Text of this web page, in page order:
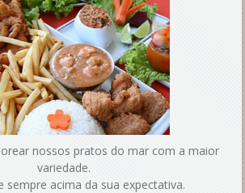
nossos pratos do mar com a maior
variedade.
sempre acima da sua expectativa.